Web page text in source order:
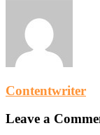
Contentwriter
Leave a